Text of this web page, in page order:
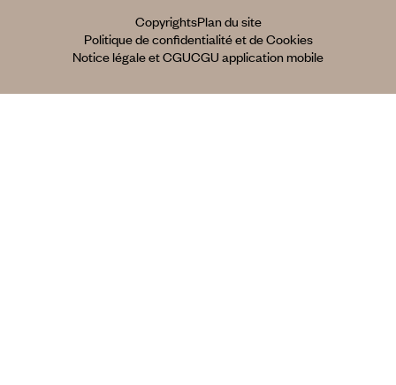
CopyrightsPlan du site
Politique de confidentialité et de Cookies
Notice légale et CGUCGU application mobile